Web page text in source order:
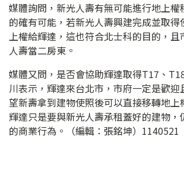
媒體詢問，新光人壽有無可能進行地上權
的確有可能，若新光人壽興建完成並取
上權給輝達，這也符合北士科的目的，且
人壽當二房東。
媒體又問，是否會協助輝達取得T17、
川表示，輝達來台北市，市府一定是歡迎
望新壽拿到建物使照後可以直接移轉地上
輝達只是要與新光人壽承租蓋好的建物，
的商業行為。（編輯：張銘坤）1140521